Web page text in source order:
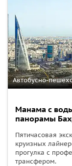
Автобусно-
Манама с
панорамы
Пятичасовая
круизных
прогулка с
трансфером.